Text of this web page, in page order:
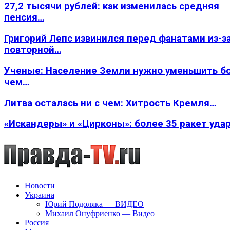
27,2 тысячи рублей: как изменилась средняя
пенсия…
Григорий Лепс извинился перед фанатами из-
повторной…
Ученые: Население Земли нужно уменьшить
чем…
Литва осталась ни с чем: Хитрость Кремля…
«Искандеры» и «Цирконы»: более 35 ракет
Новости
Украина
Юрий Подоляка — ВИДЕО
Михаил Онуфриенко — Видео
Россия